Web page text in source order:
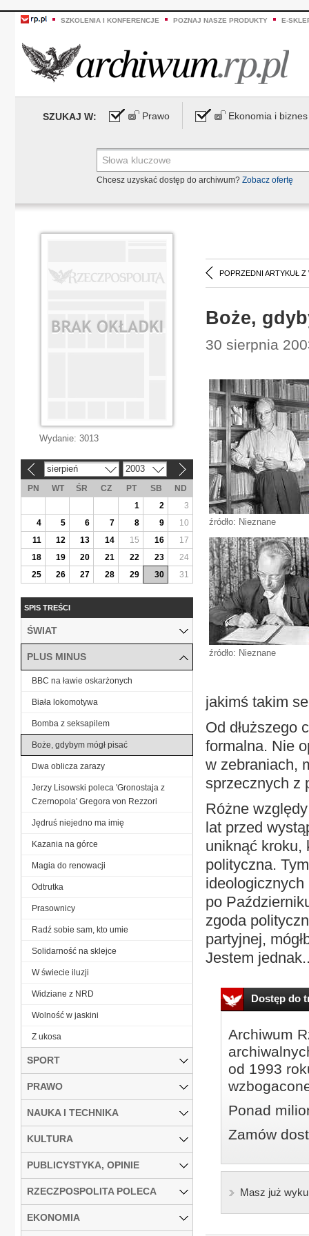
SZKOLENIA I KONFERENCJE POZNAJ NASZE PRODUKTY E-
SZUKAJ W: Prawo Ekonomia i biznes
Chcesz uzyskać dostęp do archiwum? Zobacz ofertę
POPRZEDNI ARTYKUŁ Z
Boże,
30 sierpnia
źródło: Nieznane
źródło: Nieznane
jakimś takim
Od dłuższego
formalna. Nie
w zebraniach,
sprzecznych z
Różne
lat przed
uniknąć kroku,
polityczna.
ideologicznych
po
zgoda
partyjnej,
Jestem
Dostęp do
Archiwum
od 1993
Ponad
Zamów
Masz już
Wydanie: 3013
sierpień 2003
PN WT ŚR CZ PT SB
ND
1
2
3
4
5 6 7 8 9
10
11
12 13 14 15 16
17
18
19 20 21 22 23
24
25
26 27 28 29 30 31
SPIS TREŚCI
ŚWIAT
PLUS MINUS
BBC na ławie oskarżonych
Biała lokomotywa
Bomba z seksapilem
Boże, gdybym mógł pisać
Dwa oblicza zarazy
Jerzy Lisowski poleca 'Gronostaja z
Czernopola' Gregora von Rezzori
Jędruś niejedno ma imię
Kazania na górce
Magia do renowacji
Odtrutka
Prasownicy
Radź sobie sam, kto umie
Solidarność na sklejce
W świecie iluzji
Widziane z NRD
Wolność w jaskini
Z ukosa
SPORT
PRAWO
NAUKA I TECHNIKA
KULTURA
PUBLICYSTYKA, OPINIE
RZECZPOSPOLITA POLECA
EKONOMIA